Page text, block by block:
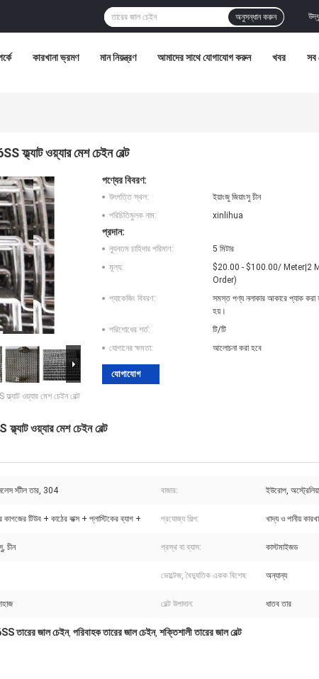
অনুসন্ধান করুন
কারখানা ভ্রমণ মান নিয়ন্ত্রণ আমাদের সাথে যোগাযোগ করুন খবর সব
ফ্ল্যাট ওয়্যার মেশ চেইন বেল্ট
ওয়্যার মেশ চেইন বেল্ট
পণ্যের বিবরণ:
উৎপত্তি স্থল:
ইয়াংজু জিয়াংসু চীন
পরিচিতিমুলক নাম:
xinlihua
প্রদান:
ন্যূনতম চাহিদার পরিমাণ:
5 মিটার
মূল্য:
$20.00 - $100.00/ Meter|2
Order)
প্যাকেজিং বিবরণ:
সমস্ত পণ্য নলাকার আকারে প্যাক করা
হয়।
পরিশোধের শর্ত:
টি/টি
যোগানের ক্ষমতা:
আলোচনা করা হবে
যোগাযোগ
ওয়্যার মেশ চেইন বেল্ট
স্টীল তার, 304 বাজার: ইউরোপ,
কাগজের টিউব + কাঠের বাক্স + প্লাস্টিকের ব্যাগ + প্রযোজ্য শিল্প: খাদ্য ও পানীয়
চীন প্রস্থ বা ব্যাস: কাস্টমাইজড
ভোল্টেজ, বৈদ্যুতিক একক বিশেষ: অন্যান্য
বেল্ট উপাদান: ধাতব তার
তারের জাল চেইন, পরিবাহক তারের জাল চেইন, শক্তিশালী তারের জাল বেল্ট